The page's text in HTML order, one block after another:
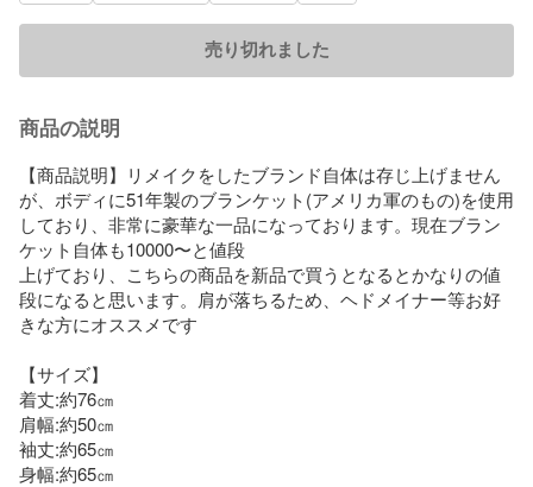
売り切れました
商品の説明
【商品説明】リメイクをしたブランド自体は存じ上げません
が、ボディに51年製のブランケット(アメリカ軍のもの)を使用
しており、非常に豪華な一品になっております。現在ブラン
ケット自体も10000〜と値段
上げており、こちらの商品を新品で買うとなるとかなりの値
段になると思います。肩が落ちるため、ヘドメイナー等お好
きな方にオススメです
【サイズ】
着丈:約76㎝
肩幅:約50㎝
袖丈:約65㎝
身幅:約65㎝